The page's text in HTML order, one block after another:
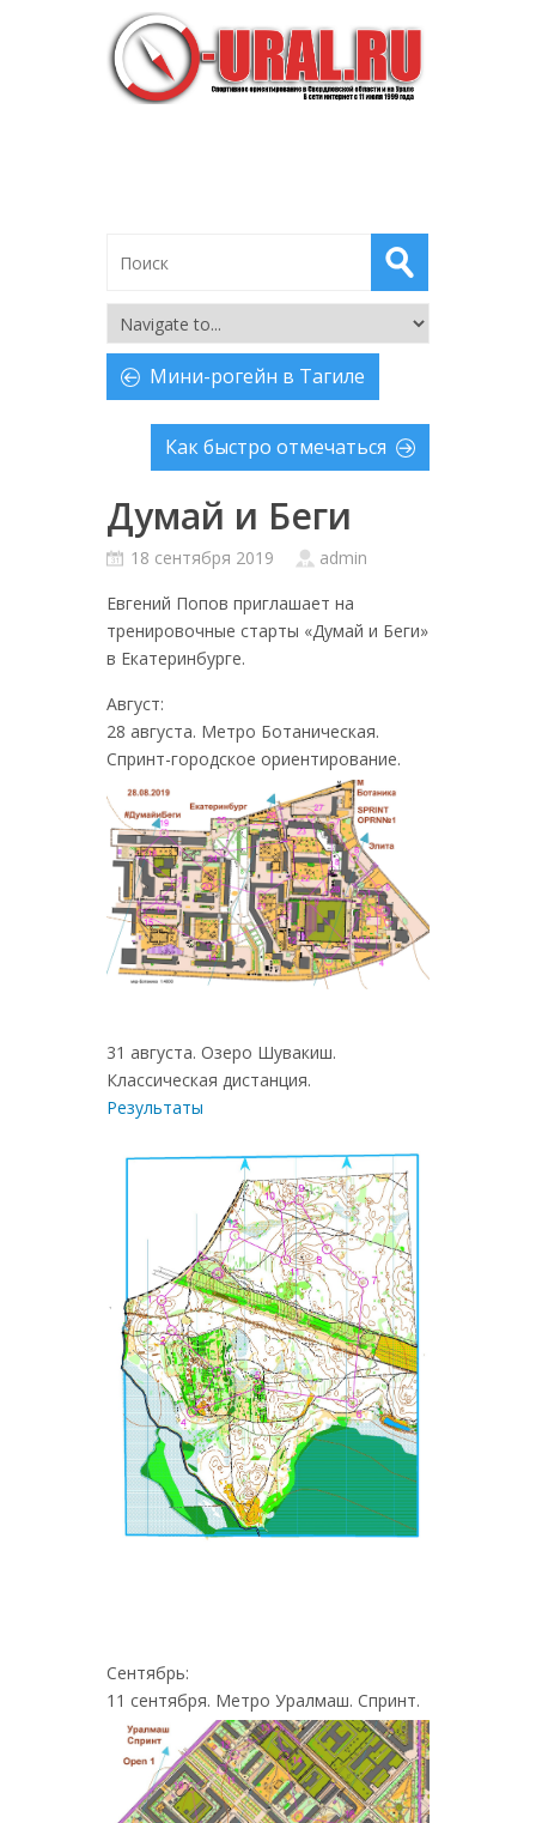
Мини-рогейн в Тагиле
Как быстро отмечаться
Думай и Беги
18 сентября 2019
admin
Евгений Попов приглашает на
тренировочные старты «Думай и Беги»
в Екатеринбурге.
Август:
28 августа. Метро Ботаническая.
Спринт-городское ориентирование.
31 августа. Озеро Шувакиш.
Классическая дистанция.
Результаты
Сентябрь:
11 сентября. Метро Уралмаш. Спринт.